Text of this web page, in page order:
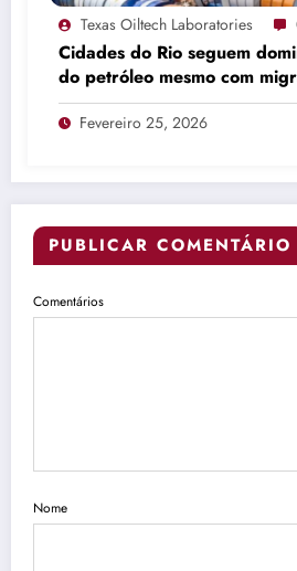
Texas Oiltech Laboratories
Cidades do Rio seguem
do petróleo mesmo com
produção
Fevereiro 25, 2026
PUBLICAR COMENTÁRIO
Comentários
Nome